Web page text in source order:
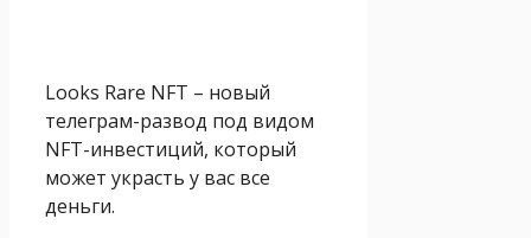
Looks Rare NFT – новый
телеграм-развод под видом
NFT-инвестиций, который
может украсть у вас все
деньги.